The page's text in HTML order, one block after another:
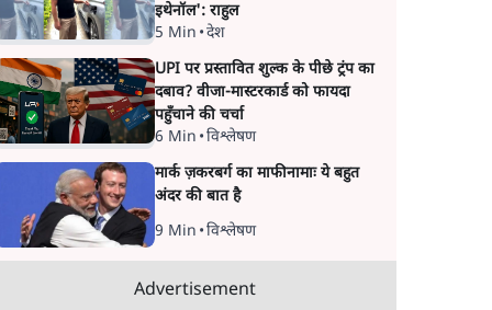
इथेनॉल': राहुल
5 Min •देश
UPI पर प्रस्तावित शुल्क के पीछे ट्रंप का
दबाव? वीजा-मास्टरकार्ड को फायदा
पहुँचाने की चर्चा
6 Min •विश्लेषण
मार्क ज़करबर्ग का माफीनामाः ये बहुत
अंदर की बात है
9 Min •विश्लेषण
Advertisement